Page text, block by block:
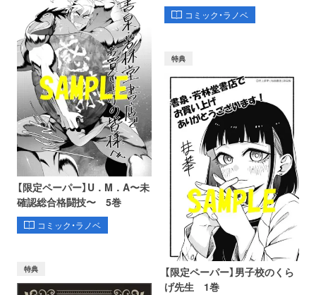
コミック・ラノベ
【限定ペーパー】U．M．A〜未
確認総合格闘技〜 5巻
コミック・ラノベ
特典
【限定ペーパー】男子校のくら
げ先生 1巻
特典